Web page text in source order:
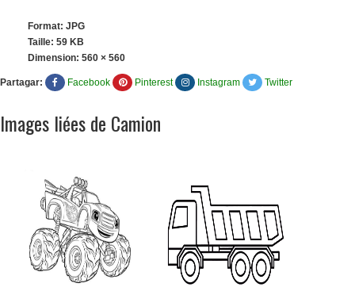
Format: JPG
Taille: 59 KB
Dimension: 560 × 560
Partagar: Facebook Pinterest Instagram Twitter
Images liées de Camion